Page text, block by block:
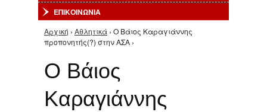
ΕΠΙΚΟΙΝΩΝΙΑ
Είστε εδώ
Αρχική › Αθλητικά › Ο Βάιος Καραγιάννης
προπονητής(?) στην ΑΣΑ ›
Ο Βάιος
Καραγιάννης